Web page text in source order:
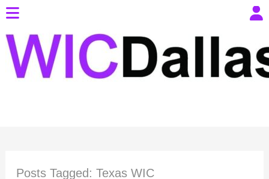
Posts Tagged:Texas WIC